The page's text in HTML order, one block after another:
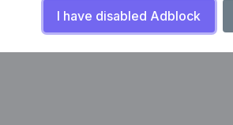
I have disabled Adblock